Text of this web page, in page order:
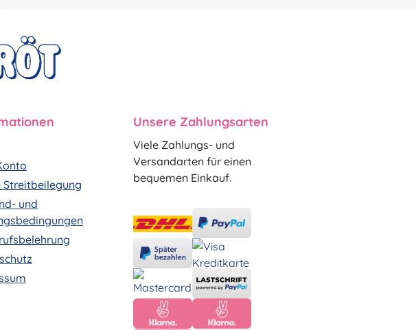
Streitbeilegung
und
Unsere Zahlungsarten
Viele Zahlungs- und
Versandarten für einen
bequemen Einkauf.